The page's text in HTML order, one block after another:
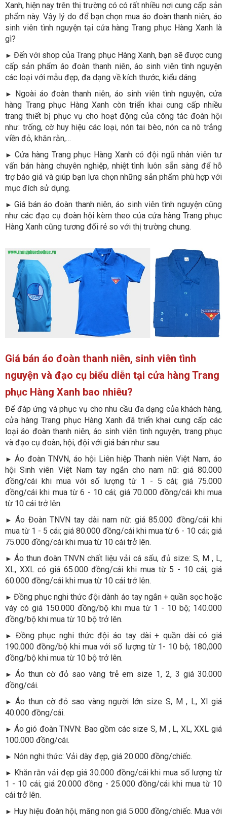
Xanh, hiện nay trên thị trường có có rất nhiều nơi cung cấp sản
phẩm này. Vậy lý do để bạn chọn mua áo đoàn thanh niên, áo
sinh viên tình nguyện tại cửa hàng Trang phục Hàng Xanh là
gì?
►Đến với shop của Trang phục Hàng Xanh, bạn sẽ được cung
cấp sản phẩm áo đoàn thanh niên, áo sinh viên tình nguyện
các loại với mẫu đẹp, đa dạng về kích thước, kiểu dáng.
►
Ngoài áo đoàn thanh niên, áo sinh viên tình nguyện, cửa
hàng Trang phục Hàng Xanh còn triển khai cung cấp nhiều
trang thiết bị phục vụ cho hoạt động của công tác đoàn hội
như: trống, cờ huy hiệu các loại, nón tai bèo, nón ca nô trắng
viền đỏ, khăn rằn,…
► Cửa hàng Trang phục Hàng Xanh có đội ngũ nhân viên tư
vấn bán hàng chuyên nghiệp, nhiệt tình luôn sẵn sàng để hỗ
trợ báo giá và giúp bạn lựa chọn những sản phẩm phù hợp với
mục đích sử dụng.
►Giá bán áo đoàn thanh niên, áo sinh viên tình nguyện cũng
như các đạo cụ đoàn hội kèm theo của cửa hàng Trang phục
Hàng Xanh cũng tương đối rẻ so với thị trường chung.
Giá bán áo đoàn thanh niên, sinh viên tình
nguyện và đạo cụ biểu diễn tại cửa hàng Trang
phục Hàng Xanh bao nhiêu?
Để đáp ứng và phục vụ cho nhu cầu đa dạng của khách hàng,
cửa hàng Trang phục Hàng Xanh đã triển khai cung cấp các
loại áo đoàn thanh niên, áo sinh viên tình nguyện, trang phục
và đạo cụ đoàn, hội, đội với giá bán như sau:
► Áo đoàn TNVN, áo hội Liên hiệp Thanh niên Việt Nam, áo
hội Sinh viên Việt Nam tay ngắn cho nam nữ: giá 80.000
đồng/cái khi mua với số lượng từ 1 - 5 cái; giá 75.000
đồng/cái khi mua từ 6 - 10 cái; giá 70.000 đồng/cái khi mua
từ 10 cái trở lên.
► Áo Đoàn TNVN tay dài nam nữ: giá 85.000 đồng/cái khi
mua từ 1 - 5 cái; giá 80.000 đồng/cái khi mua từ 6 - 10 cái; giá
75.000 đồng/cái khi mua từ 10 cái trở lên.
►Áo thun đoàn TNVN chất liệu vải cá sấu, đủ size: S, M , L,
XL, XXL có giá 65.000 đồng/cái khi mua từ 5 - 10 cái; giá
60.000 đồng/cái khi mua từ 10 cái trở lên.
►Đồng phục nghi thức đội dành áo tay ngắn + quần sọc hoặc
váy có giá 150.000 đồng/bộ khi mua từ 1 - 10 bộ; 140.000
đồng/bộ khi mua từ 10 bộ trở lên.
► Đồng phục nghi thức đội áo tay dài + quần dài có giá
190.000 đồng/bộ khi mua với số lượng từ 1- 10 bộ; 180,000
đồng/bộ khi mua từ 10 bộ trở lên.
►Áo thun cờ đỏ sao vàng trẻ em size 1, 2, 3 giá 30.000
đồng/cái.
► Áo thun cờ đỏ sao vàng người lớn size S, M , L, Xl giá
40.000 đồng/cái.
► Áo gió đoàn TNVN: Bao gồm các size S, M , L, XL, XXL giá
100.000 đồng/cái.
► Nón nghi thức: Vải dày đẹp, giá 20.000 đồng/chiếc.
► Khăn rằn vải đẹp giá 30.000 đồng/cái khi mua số lượng từ
1 - 10 cái; giá 20.000 đồng - 25.000 đồng/cái khi mua từ 10
cái trở lên.
► Huy hiệu đoàn hội, măng non giá 5.000 đồng/chiếc. Mua với